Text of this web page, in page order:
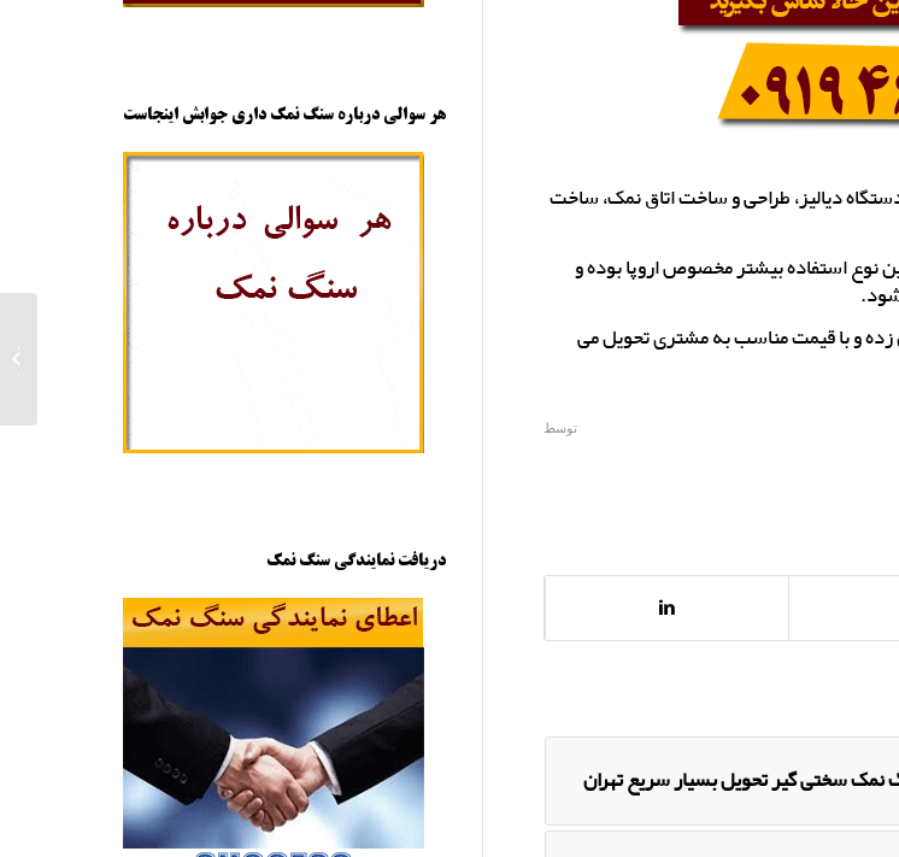
دیالیز، طراحی و ساخت اتاق نمک، ساخت
استفاده بیشتر مخصوص اروپا بوده و
و با قیمت مناسب به مشتری تحویل می
توسط
سختی گیر تحویل بسیار سریع تهران
هر سوالی درباره سنگ نمک داری جوابش اینجاست
دریافت نمایندگی سنگ نمک